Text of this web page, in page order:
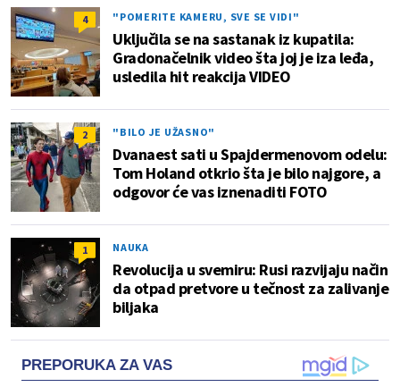
4 "POMERITE KAMERU, SVE SE VIDI"
Uključila se na sastanak iz kupatila:
Gradonačelnik video šta joj je iza leđa,
usledila hit reakcija VIDEO
2 "BILO JE UŽASNO"
Dvanaest sati u Spajdermenovom odelu:
Tom Holand otkrio šta je bilo najgore, a
odgovor će vas iznenaditi FOTO
1 NAUKA
Revolucija u svemiru: Rusi razvijaju način
da otpad pretvore u tečnost za zalivanje
biljaka
PREPORUKA ZA VAS